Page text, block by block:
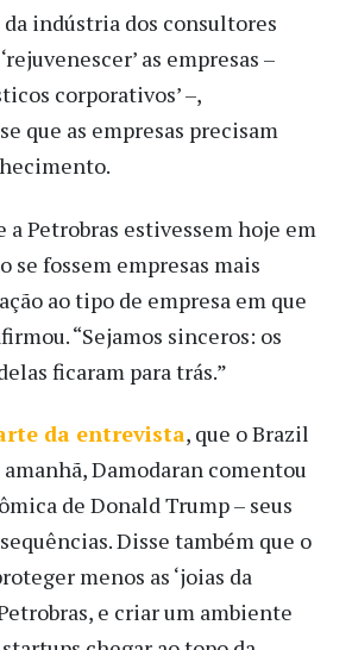
indústria dos consultores
as empresas –
corporativos’ –,
que as empresas precisam
a Petrobras estivessem hoje em
se fossem empresas mais
ao tipo de empresa em que
“Sejamos sinceros: os
ficaram para trás.”
da entrevista, que o Brazil
Damodaran comentou
de Donald Trump – seus
Disse também que o
menos as ‘joias da
e criar um ambiente